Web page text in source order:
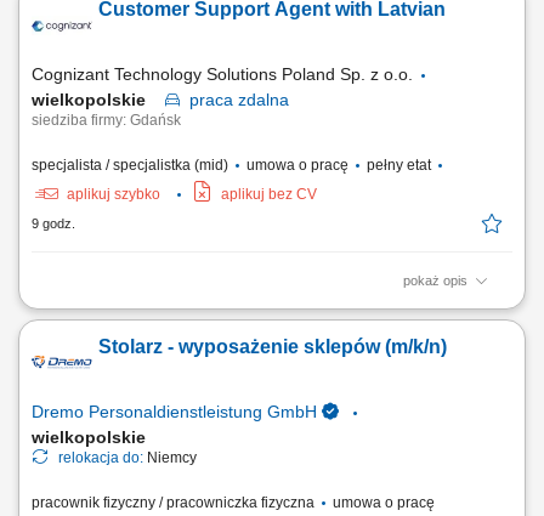
informacyjnych, szkoleń i prezentacji produktów edukacyjnych,
Wspieranie szkół w doborze materiałów dydaktycznych, Analiza rynku i
Customer Support Agent with Latvian
Cognizant Technology Solutions Poland Sp. z o.o.
wielkopolskie
praca zdalna
siedziba firmy: Gdańsk
specjalista / specjalistka (mid) umowa o pracę
pełny etat
aplikuj szybko
aplikuj bez CV
9 godz.
pokaż opis
What we do We are dedicated to helping the world's leading companies
digital. Cognizant Poland offices are located in Gdańsk, Wrocław, and
Kraków. With the capacity to support various clients, we offer a world of...
Stolarz - wyposażenie sklepów (m/k/n)
Dremo Personaldienstleistung GmbH
wielkopolskie
relokacja do: Niemcy
pracownik fizyczny / pracowniczka fizyczna
umowa o pracę